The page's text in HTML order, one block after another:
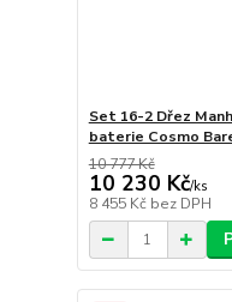
Set 16-2 Dřez
baterie Cosmo
10 777 Kč
10 230 Kč/ks
8 455 Kč bez DPH